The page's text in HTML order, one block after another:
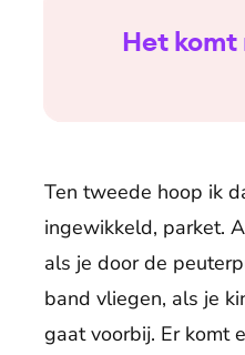
Het
Ten tweede hoop ik
ingewikkeld, parket.
als je door de
band vliegen, als je
gaat voorbij. Er komt